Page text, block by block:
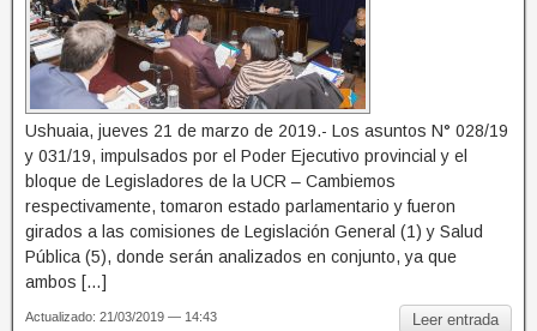
Ushuaia, jueves 21 de marzo de 2019.- Los asuntos N° 028/19
y 031/19, impulsados por el Poder Ejecutivo provincial y el
bloque de Legisladores de la UCR – Cambiemos
respectivamente, tomaron estado parlamentario y fueron
girados a las comisiones de Legislación General (1) y Salud
Pública (5), donde serán analizados en conjunto, ya que
ambos […]
Leer entrada
Actualizado: 21/03/2019 — 14:43